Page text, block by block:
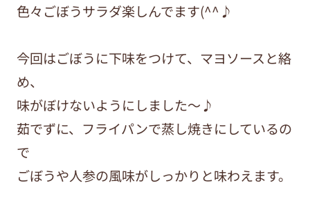
色々ごぼうサラダ楽しんでます(^^♪
今回はごぼうに下味をつけて、マヨソースと絡
め、
味がぼけないようにしました～♪
茹でずに、フライパンで蒸し焼きにしているの
で
ごぼうや人参の風味がしっかりと味わえます。